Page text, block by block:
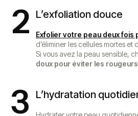
2 L’exfoliation douce
Exfolier votre peau deux fois
d’éliminer les cellules mortes et
Si vous avez la peau sensible,
doux pour éviter les
3 L’hydratation